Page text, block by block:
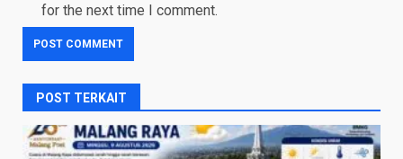
for the next time I comment.
POST TERKAIT